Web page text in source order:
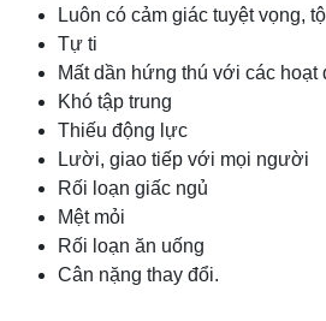
Luôn có cảm giác tuyệt vọng,
Tự ti
Mất dần hứng thú với các hoạt
Khó tập trung
Thiếu động lực
Lười, giao tiếp với mọi người
Rối loạn giấc ngủ
Mệt mỏi
Rối loạn ăn uống
Cân nặng thay đổi.